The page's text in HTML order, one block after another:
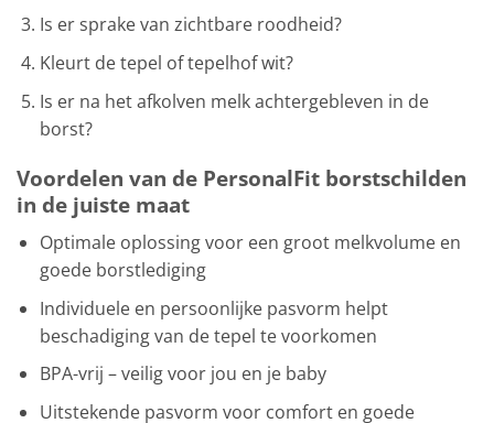
Is er sprake van zichtbare roodheid?
Kleurt de tepel of tepelhof wit?
Is er na het afkolven melk achtergebleven in de
borst?
Voordelen van de PersonalFit borstschilden
in de juiste maat
Optimale oplossing voor een groot melkvolume en
goede borstlediging
Individuele en persoonlijke pasvorm helpt
beschadiging van de tepel te voorkomen
BPA-vrij – veilig voor jou en je baby
Uitstekende pasvorm voor comfort en goede